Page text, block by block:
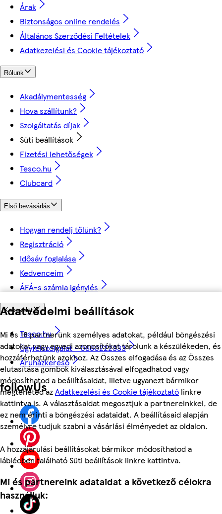
Adatvédelmi beállítások
Mi és 18 partnerünk személyes adatokat, például böngészési
adatokat vagy egyedi azonosítókat tárolunk a készülékeden, és
hozzáférhetünk azokhoz. Az Összes elfogadása és az Összes
elutasítása gombok kiválasztásával elfogadhatod vagy
módosíthatod a beállításaidat, illetve ugyanezt bármikor
megteheted azAdatkezelési és Cookie tájékoztató linkre
kattintva is. A választásaidat megosztjuk a partnereinkkel, de
ez nem érinti a böngészési adataidat. A beállításaid alapján
személyre tudjuk szabni a vásárlási élményedet az oldalon.
A hozzájárulási beállításokat bármikor módosíthatod a
láblécben található Süti beállítások linkre kattintva.
Mi és partnereink adataidat a következő célokra
használjuk:
Árak
Biztonságos online rendelés
Általános Szerződési Feltételek
Adatkezelési és Cookie tájékoztató
Rólunk
Akadálymentesség
Hova szállítunk?
Szolgáltatás díjak
Süti beállítások
Fizetési lehetőségek
Tesco.hu
Clubcard
Első bevásárlás
Hogyan rendelj tőlünk?
Regisztráció
Idősáv foglalása
Kedvenceim
ÁFÁ-s számla igénylés
Kapcsolat
Tesco.hu
Ügyfélszolgálat - 0680222333
Áruházkereső
followUs